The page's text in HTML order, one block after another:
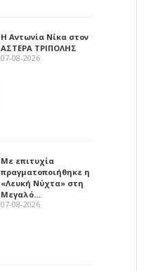
Η Αντωνία Νίκα στον
ΑΣΤΕΡΑ ΤΡΙΠΟΛΗΣ
07-08-2026
Με επιτυχία
πραγματοποιήθηκε η
«Λευκή Νύχτα» στη
Μεγαλό…
07-08-2026